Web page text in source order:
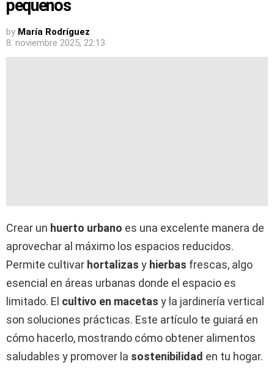
pequeños
by María Rodríguez
8. noviembre 2025, 22:13
Crear un huerto urbano es una excelente manera de
aprovechar al máximo los espacios reducidos.
Permite cultivar hortalizas y hierbas frescas, algo
esencial en áreas urbanas donde el espacio es
limitado. El cultivo en macetas y la jardinería vertical
son soluciones prácticas. Este artículo te guiará en
cómo hacerlo, mostrando cómo obtener alimentos
saludables y promover la sostenibilidad en tu hogar.